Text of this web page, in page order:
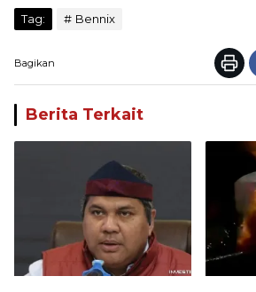
Tag: Bennix
Bagikan
Berita Terkait